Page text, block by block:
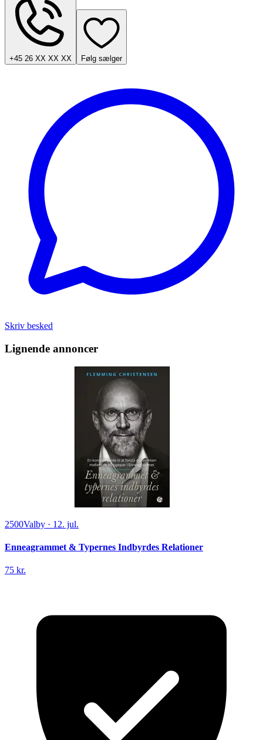
+45 26 XX XX XX Følg sælger
Skriv besked
Lignende annoncer
2500Valby · 12. jul.
Enneagrammet & Typernes Indbyrdes Relationer
75 kr.